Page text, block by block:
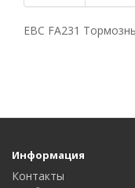
EBC FA231
Информация
Контакты